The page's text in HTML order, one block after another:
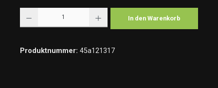
In den Warenkorb
Produktnummer: 45a121317